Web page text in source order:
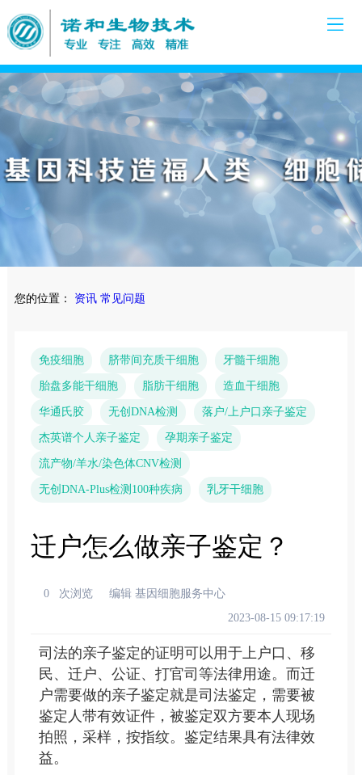
您的位置： 资讯 常见问题
免疫细胞 脐带间充质干细胞 牙髓干细胞
胎盘多能干细胞 脂肪干细胞 造血干细胞
华通氏胶 无创DNA检测 落户/上户口亲子鉴定
杰英谱个人亲子鉴定 孕期亲子鉴定
流产物/羊水/染色体CNV检测
无创DNA-Plus检测100种疾病 乳牙干细胞
迁户怎么做亲子鉴定？
0 次浏览
编辑 基因细胞服务中心
2023-08-15 09:17:19
司法的亲子鉴定的证明可以用于上户口、移
民、迁户、公证、打官司等法律用途。而迁
户需要做的亲子鉴定就是司法鉴定，需要被
鉴定人带有效证件，被鉴定双方要本人现场
拍照，采样，按指纹。鉴定结果具有法律效
益。